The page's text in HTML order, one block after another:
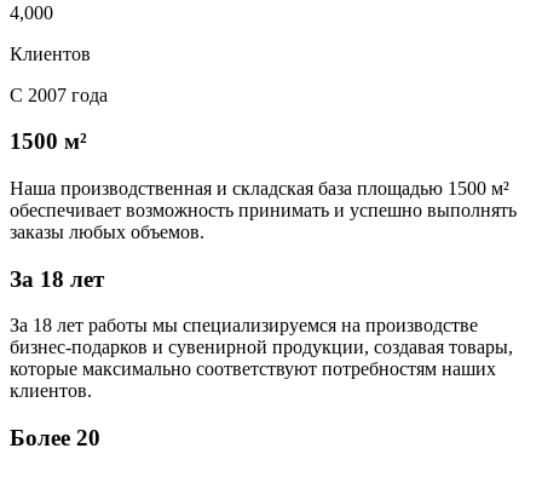
4,000
Клиентов
С 2007 года
1500 м²
Наша производственная и складская база площадью 1500 м²
обеспечивает возможность принимать и успешно выполнять
заказы любых объемов.
За 18 лет
За 18 лет работы мы специализируемся на производстве
бизнес-подарков и сувенирной продукции, создавая товары,
которые максимально соответствуют потребностям наших
клиентов.
Более 20